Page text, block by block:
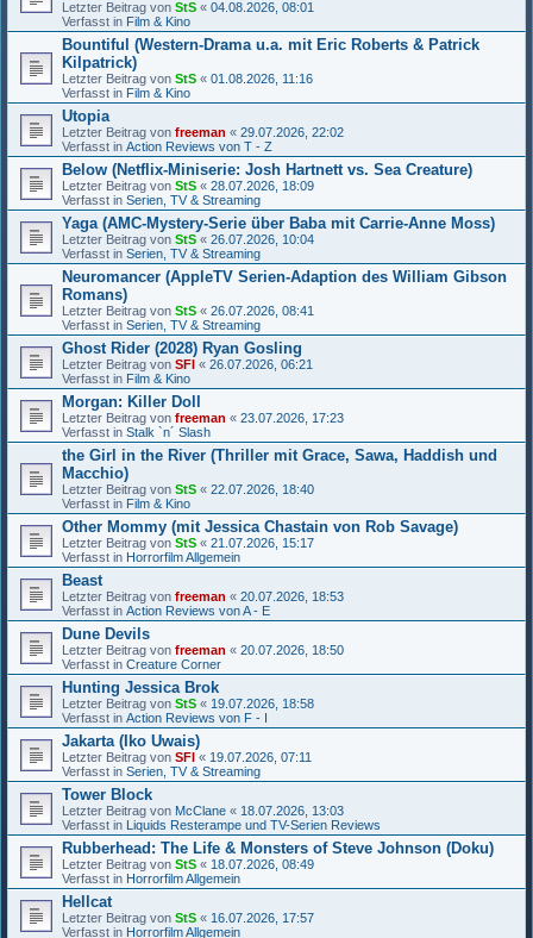
Letzter Beitrag von StS « 04.08.2026, 08:01
Verfasst in Film & Kino
Bountiful (Western-Drama u.a. mit Eric Roberts & Patrick
Kilpatrick)
Letzter Beitrag von StS « 01.08.2026, 11:16
Verfasst in Film & Kino
Utopia
Letzter Beitrag von freeman « 29.07.2026, 22:02
Verfasst in Action Reviews von T - Z
Below (Netflix-Miniserie: Josh Hartnett vs. Sea Creature)
Letzter Beitrag von StS « 28.07.2026, 18:09
Verfasst in Serien, TV & Streaming
Yaga (AMC-Mystery-Serie über Baba mit Carrie-Anne Moss)
Letzter Beitrag von StS « 26.07.2026, 10:04
Verfasst in Serien, TV & Streaming
Neuromancer (AppleTV Serien-Adaption des William Gibson
Romans)
Letzter Beitrag von StS « 26.07.2026, 08:41
Verfasst in Serien, TV & Streaming
Ghost Rider (2028) Ryan Gosling
Letzter Beitrag von SFI « 26.07.2026, 06:21
Verfasst in Film & Kino
Morgan: Killer Doll
Letzter Beitrag von freeman « 23.07.2026, 17:23
Verfasst in Stalk `n´ Slash
the Girl in the River (Thriller mit Grace, Sawa, Haddish und
Macchio)
Letzter Beitrag von StS « 22.07.2026, 18:40
Verfasst in Film & Kino
Other Mommy (mit Jessica Chastain von Rob Savage)
Letzter Beitrag von StS « 21.07.2026, 15:17
Verfasst in Horrorfilm Allgemein
Beast
Letzter Beitrag von freeman « 20.07.2026, 18:53
Verfasst in Action Reviews von A - E
Dune Devils
Letzter Beitrag von freeman « 20.07.2026, 18:50
Verfasst in Creature Corner
Hunting Jessica Brok
Letzter Beitrag von StS « 19.07.2026, 18:58
Verfasst in Action Reviews von F - I
Jakarta (Iko Uwais)
Letzter Beitrag von SFI « 19.07.2026, 07:11
Verfasst in Serien, TV & Streaming
Tower Block
Letzter Beitrag von McClane « 18.07.2026, 13:03
Verfasst in Liquids Resterampe und TV-Serien Reviews
Rubberhead: The Life & Monsters of Steve Johnson (Doku)
Letzter Beitrag von StS « 18.07.2026, 08:49
Verfasst in Horrorfilm Allgemein
Hellcat
Letzter Beitrag von StS « 16.07.2026, 17:57
Verfasst in Horrorfilm Allgemein